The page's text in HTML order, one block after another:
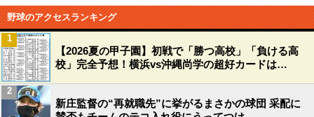
野球のアクセスランキング
【2026夏の甲子園】初戦で「勝つ高校」「負ける高
校」完全予想！横浜vs沖縄尚学の超好カードは…
1
新庄監督の“再就職先”に挙がるまさかの球団 采配に
2